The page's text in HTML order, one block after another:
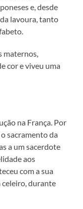
e, desde
lavoura, tanto
maternos,
cor e viveu uma
na França. Por
sacramento da
a um sacerdote
aos
com a sua
celeiro, durante